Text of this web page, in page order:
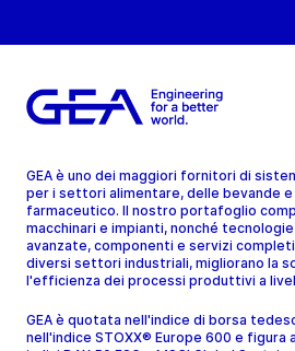
GEA è uno dei maggiori fornitori di
per i settori alimentare, delle bevande e
farmaceutico. Il nostro portafoglio
macchinari e impianti, nonché
avanzate, componenti e servizi
diversi settori industriali, migliorano la
l'efficienza dei processi produttivi a
GEA è quotata nell'indice di borsa
nell'indice STOXX® Europe 600 e figura